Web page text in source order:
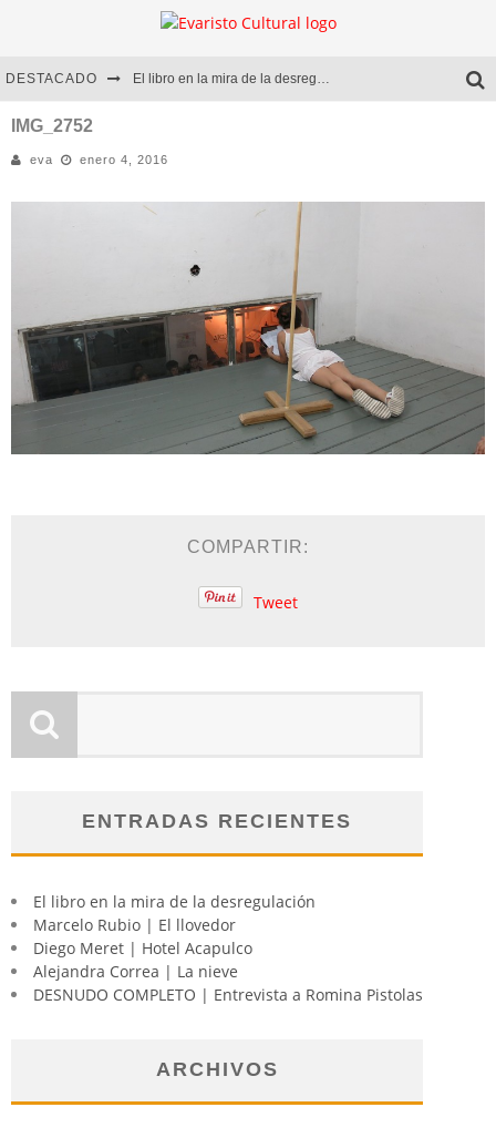
DESTACADO El libro en la mira de la desregulación
Diego Meret | Hotel Acapulco
Alejandra Correa | La nieve
IMG_2752
eva enero 4, 2016
COMPARTIR:
Tweet
ENTRADAS RECIENTES
El libro en la mira de la desregulación
Marcelo Rubio | El llovedor
Diego Meret | Hotel Acapulco
Alejandra Correa | La nieve
DESNUDO COMPLETO | Entrevista a Romina Pistolas
ARCHIVOS